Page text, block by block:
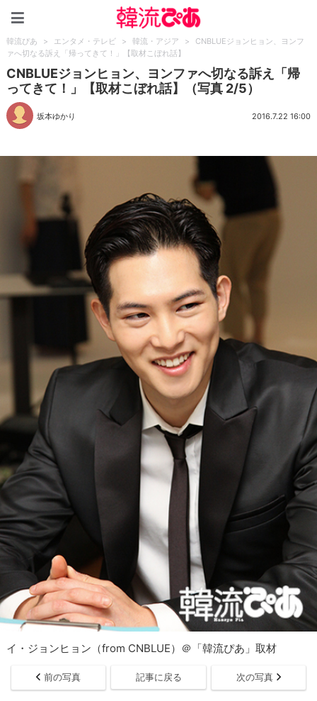
韓流ぴあ > エンタメ・テレビ > 韓流・アジア >
CNBLUEジョンヒョン、ヨンフ
ァへ切なる訴え「帰ってきて！」【取材こぼれ話】
CNBLUEジョンヒョン、ヨンファへ切なる訴え「帰
ってきて！」【取材こぼれ話】（写真 2/5）
坂本ゆかり 2016.7.22 16:00
イ・ジョンヒョン（from CNBLUE）＠「韓流ぴあ」取材
前の写真 記事に戻る 次の写真